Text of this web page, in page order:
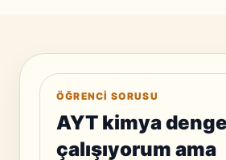
ÖĞRENCI SORUSU
AYT kimya denge
çalışıyorum ama